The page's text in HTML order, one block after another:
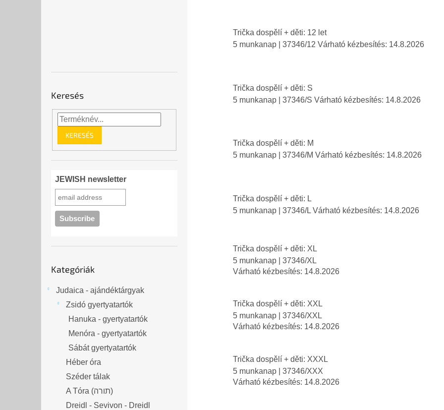
Keresés
KERESÉS
JEWISH newsletter
átugrása
Kategóriák
Judaica - ajándéktárgyak
Zsidó gyertyatartók
Hanuka - gyertyatartók
Menóra - gyertyatartók
Sábát gyertyatartók
Héber óra
Széder tálak
A Tóra (תורה)
Dreidl - Sevivon - Dreidl
Trička dospělí + děti: 12 let
5 munkanap
| 37346/12 Várható kézbesítés: 14.8.2026
Trička dospělí + děti: S
5 munkanap
| 37346/S Várható kézbesítés: 14.8.2026
Trička dospělí + děti: M
5 munkanap
| 37346/M Várható kézbesítés: 14.8.2026
Trička dospělí + děti: L
5 munkanap
| 37346/L Várható kézbesítés: 14.8.2026
Trička dospělí + děti: XL
5 munkanap
| 37346/XL
Várható kézbesítés: 14.8.2026
Trička dospělí + děti: XXL
5 munkanap
| 37346/XXL
Várható kézbesítés: 14.8.2026
Trička dospělí + děti: XXXL
5 munkanap
| 37346/XXX
Várható kézbesítés: 14.8.2026